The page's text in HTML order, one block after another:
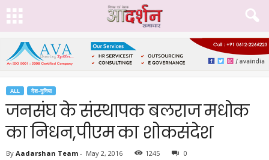
ALL देश-दुनिया
जनसंघ के संस्थापक बलराज मधोक
का निधन,पीएम का शोकसंदेश
By Aadarshan Team - May 2, 2016 1245 0